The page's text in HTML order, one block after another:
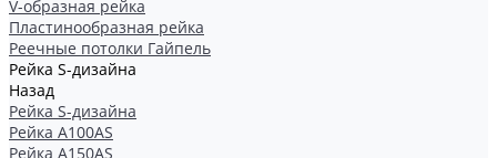
V-образная рейка
Пластинообразная рейка
Реечные потолки Гайпель
Рейка S-дизайна
Назад
Рейка S-дизайна
Рейка А100АS
Рейка А150АS